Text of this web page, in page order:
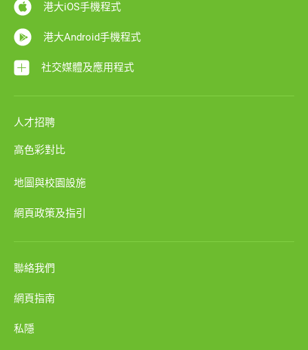
港大iOS手機程式
港大Android手機程式
社交媒體及應用程式
人才招聘
高色彩對比
地圖與校園設施
網頁政策及指引
聯絡我們
網頁指南
私隱